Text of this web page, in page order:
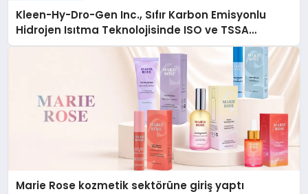
Kleen-Hy-Dro-Gen Inc., Sıfır Karbon Emisyonlu
Hidrojen Isıtma Teknolojisinde ISO ve TSSA
Düzenleyici Onaylarını Aldı
Marie Rose kozmetik sektörüne giriş yaptı